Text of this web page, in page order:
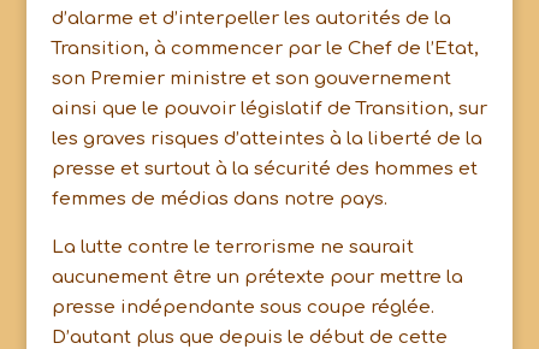
d’alarme et d’interpeller les autorités de la
Transition, à commencer par le Chef de l’Etat,
son Premier ministre et son gouvernement
ainsi que le pouvoir législatif de Transition, sur
les graves risques d’atteintes à la liberté de la
presse et surtout à la sécurité des hommes et
femmes de médias dans notre pays.
La lutte contre le terrorisme ne saurait
aucunement être un prétexte pour mettre la
presse indépendante sous coupe réglée.
D’autant plus que depuis le début de cette